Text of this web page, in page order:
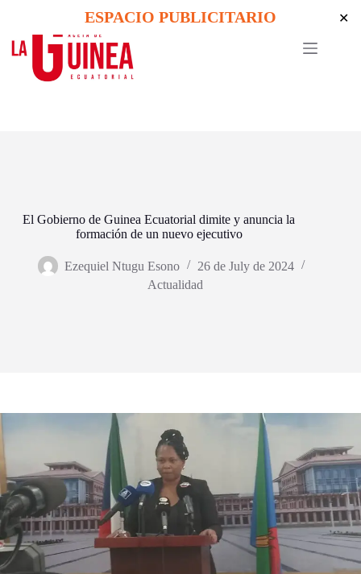
content
ESPACIO PUBLICITARIO ✕
El Gobierno de Guinea Ecuatorial dimite y anuncia la
formación de un nuevo ejecutivo
Ezequiel Ntugu Esono
26 de July de 2024
Actualidad